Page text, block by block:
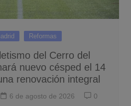
Reformas
del Cerro del
nuevo césped el 14
renovación integral
6 de agosto de 2026 0